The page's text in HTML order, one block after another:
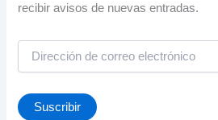
recibir avisos de nuevas entradas.
e
c
Suscribir